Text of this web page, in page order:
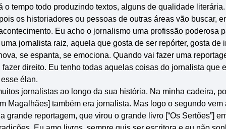
o tempo todo produzindo textos, alguns de qualidade
os historiadores ou pessoas de outras áreas vão buscar,
Eu acho o jornalismo uma profissão poderosa
jornalista raiz, aquela que gosta de ser repórter, gosta de
se espanta, se emociona. Quando vai fazer uma
direito. Eu tenho todas aquelas coisas do jornalista que
élan.
jornalistas ao longo da sua história. Na minha cadeira,
Magalhães] também era jornalista. Mas logo o segundo
grande reportagem, que virou o grande livro [“Os Sertões”]